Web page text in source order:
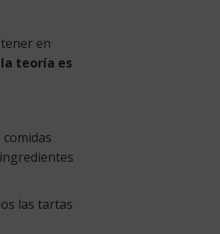
en
la teoría es
las tartas